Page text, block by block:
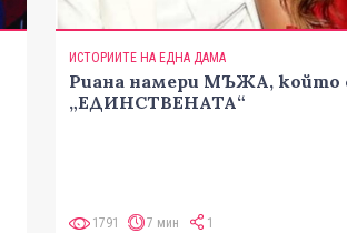
ИСТОРИИТЕ НА ЕДНА ДАМА
Риана намери МЪЖА, който
„ЕДИНСТВЕНАТА“
1791 7 мин 1